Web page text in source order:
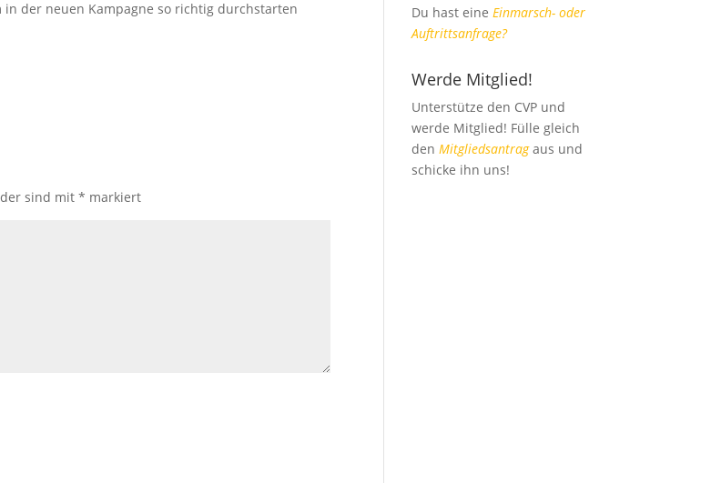
der neuen Kampagne so richtig durchstarten
sind mit* markiert
Du hast eineEinmarsch- oder
Auftrittsanfrage?
Werde Mitglied!
Unterstütze den CVP und
werde Mitglied! Fülle gleich
denMitgliedsantragaus und
schicke ihn uns!